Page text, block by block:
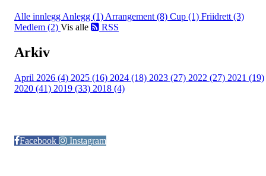
Alle innlegg Anlegg (1) Arrangement (8) Cup (1) Friidrett (3)
Medlem (2) Vis alle RSS
Arkiv
April 2026 (4) 2025 (16) 2024 (18) 2023 (27) 2022 (27) 2021 (19)
2020 (41) 2019 (33) 2018 (4)
Facebook
Instagram